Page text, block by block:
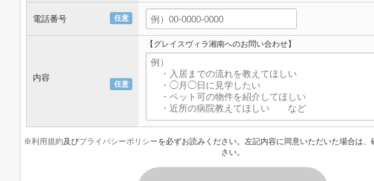
任意
電話番号
任意
内容
【グレイスヴィラ湘南へのお問い合わせ】
※利用規約及びプライバシーポリシーを必ずお読みください。左記内容に同意いただいた場合は、
さい。